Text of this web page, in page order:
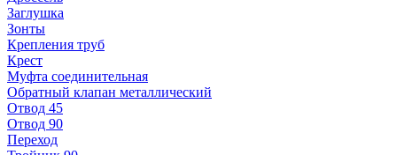
Заглушка
Зонты
Крепления труб
Крест
Муфта соединительная
Обратный клапан металлический
Отвод 45
Отвод 90
Переход